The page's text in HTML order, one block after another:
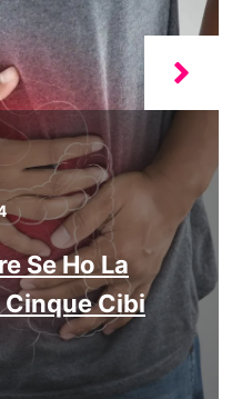
Se Ho La
Cinque Cibi